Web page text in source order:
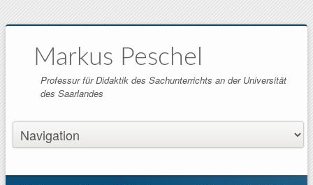
Markus Peschel
Professur für Didaktik des Sachunterrichts an der Universität
des Saarlandes